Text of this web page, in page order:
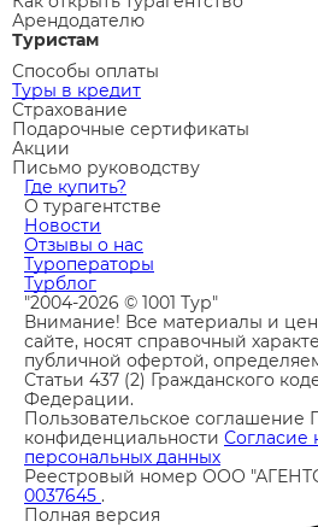
Арендодателю
Туристам
Способы оплаты
Туры в кредит
Страхование
Подарочные сертификаты
Акции
Письмо руководству
Где купить?
О турагентстве
Новости
Отзывы о нас
Туроператоры
Турблог
"2004-2026 © 1001 Тур"
Внимание! Все материалы и
сайте, носят справочный
публичной офертой,
Статьи 437 (2) Гражданского
Федерации.
Пользовательское соглашение
конфиденциальности Согласие
персональных данных
Реестровый номер ООО
0037645 .
Полная версия